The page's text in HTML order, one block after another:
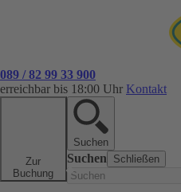
089 / 82 99 33 900
erreichbar bis 18:00 Uhr Kontakt
Zur
Buchung
Suchen
Suchen Schließen